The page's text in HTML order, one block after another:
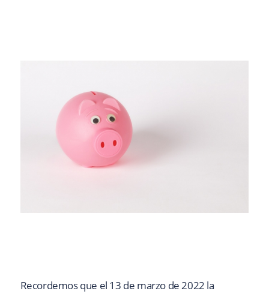
Recordemos que el 13 de marzo de 2022 la